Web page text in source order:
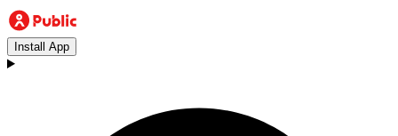
Install App